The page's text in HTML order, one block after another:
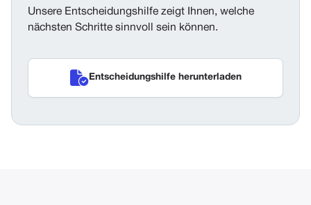
Unsere Entscheidungshilfe zeigt Ihnen, welche
nächsten Schritte sinnvoll sein können.
 Entscheidungshilfe herunterladen